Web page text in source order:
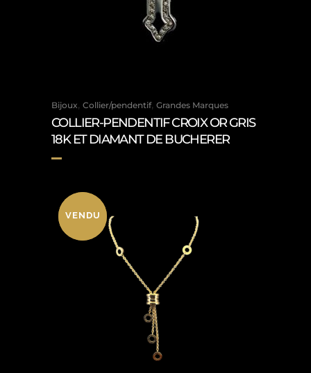
Bijoux, Collier/pendentif, Grandes Marques
COLLIER-PENDENTIF CROIX OR GRIS
18K ET DIAMANT DE BUCHERER
VENDU
VENDU